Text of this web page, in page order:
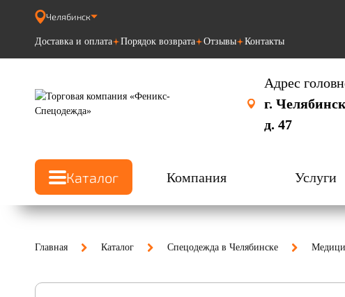
Челябинск
Доставка и оплата Порядок возврата Отзывы Контакты
Адрес
г.
д. 47
Каталог Компания Услуги
Главная Каталог Спецодежда в Челябинске